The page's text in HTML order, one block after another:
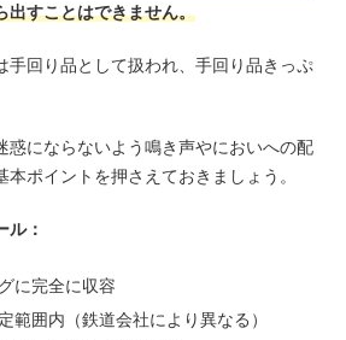
出すことはできません。
手回り品として扱われ、手回り品きっぷ
惑にならないよう鳴き声やにおいへの配
ポイントを押さえておきましょう。
ル：
に完全に収容
範囲内（鉄道会社により異なる）